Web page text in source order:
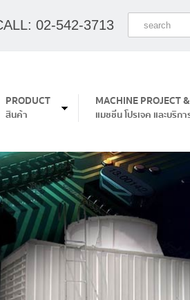
02-542-3713
PRODUCT
สินค้า
MACHINE PROJECT
แมชชีน โปรเจค และบริกา